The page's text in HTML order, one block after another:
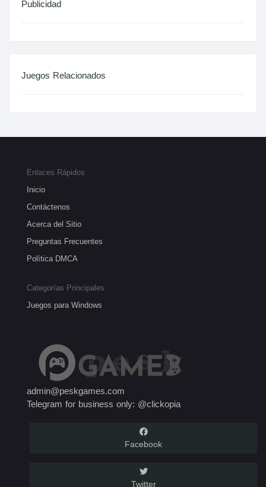
Publicidad
Juegos Relacionados
Enlaces Rápidos
Inicio
Contáctenos
Acerca del Sitio
Preguntas Frecuentes
Política DMCA
Categorías Principales
Juegos para Windows
admin@peskgames.com
Telegram for business only: @clickopia
Facebook